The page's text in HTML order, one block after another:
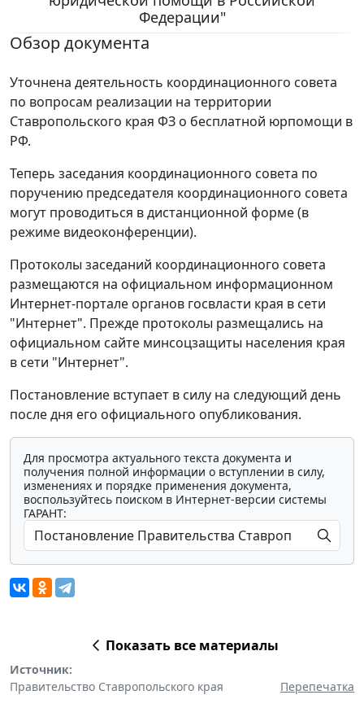
Федерации"
Обзор документа
Уточнена деятельность координационного совета
по вопросам реализации на территории
Ставропольского края ФЗ о бесплатной юрпомощи в
РФ.
Теперь заседания координационного совета по
поручению председателя координационного совета
могут проводиться в дистанционной форме (в
режиме видеоконференции).
Протоколы заседаний координационного совета
размещаются на официальном информационном
Интернет-портале органов госвласти края в сети
"Интернет". Прежде протоколы размещались на
официальном сайте минсоцзащиты населения края
в сети "Интернет".
Постановление вступает в силу на следующий день
после дня его официального опубликования.
Для просмотра актуального текста документа и
получения полной информации о вступлении в силу,
изменениях и порядке применения документа,
воспользуйтесь поиском в Интернет-версии системы
ГАРАНТ:
Показать все материалы
Источник:
Правительство Ставропольского края
Перепечатка